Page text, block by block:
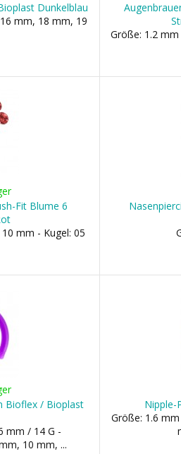
Dunkelblau
mm, 18 mm, 19
Größe: 1.2
Fit Blume 6
mm - Kugel: 05
Bioflex / Bioplast
mm / 14 G -
10 mm, ...
Nipple-
Größe: 1.6